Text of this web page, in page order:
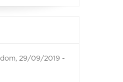
dom, 29/09/2019 -